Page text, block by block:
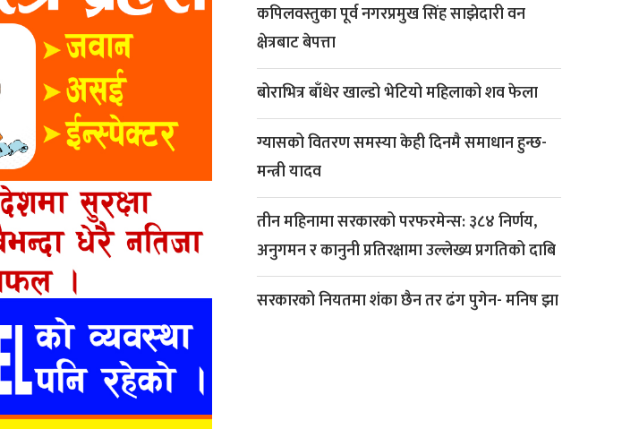
कपिलवस्तुका पूर्व नगरप्रमुख सिंह साझेदारी वन
क्षेत्रबाट बेपत्ता
बोराभित्र बाँधेर खाल्डो भेटियो महिलाको शव फेला
ग्यासको वितरण समस्या केही दिनमै समाधान हुन्छ-
मन्त्री यादव
तीन महिनामा सरकारको परफरमेन्स: ३८४ निर्णय,
अनुगमन र कानुनी प्रतिरक्षामा उल्लेख्य प्रगतिको दाबि
सरकारको नियतमा शंका छैन तर ढंग पुगेन- मनिष झा